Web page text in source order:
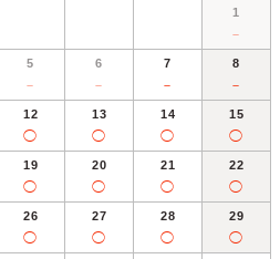
1
－
5
－
6
－
7
－
8
－
12
◯
13
◯
14
◯
15
◯
19
◯
20
◯
21
◯
22
◯
26
◯
27
◯
28
◯
29
◯